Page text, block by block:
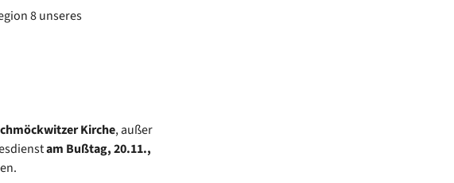
8 unseres
Kirche, außer
am Bußtag, 20.11.,